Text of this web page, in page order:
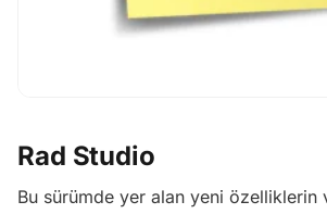
Rad Studio
Bu sürümde yer alan yeni özelliklerin